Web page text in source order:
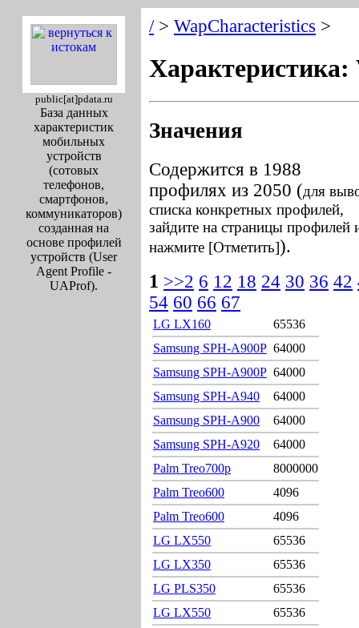
public[at]pdata.ru
База данных
характеристик
мобильных
устройств
(сотовых
телефонов,
смартфонов,
коммуникаторов)
созданная на
основе профилей
устройств (User
Agent Profile -
UAProf).
/> WapCharacteristics >
Характеристика:
Значения
Содержится в 1988
профилях из 2050 (для
списка конкретных профилей,
зайдите на страницы профилей
нажмите [Отметить]).
1 >>2 6 12 18 24 30 36 42
54 60 66 67
LG LX160
65536
Samsung SPH-A900P 64000
Samsung SPH-A900P 64000
Samsung SPH-A940
64000
Samsung SPH-A900
64000
Samsung SPH-A920
64000
Palm Treo700p
8000000
Palm Treo600
4096
Palm Treo600
4096
LG LX550
65536
LG LX350
65536
LG PLS350
65536
LG LX550
65536